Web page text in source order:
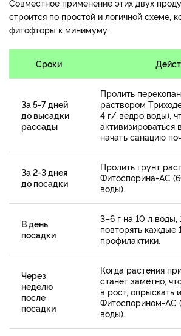
Совместное применение этих двух
строится по простой и логичной схеме,
фитофторы к минимуму.
Сроки
За 5-7 дней
до высадки
рассады
Пролить
раствором
4 г/ ведро воды),
активизироваться
начать санацию
За 2-3 днея
до посадки
Пролить грунт
Фитоспорина-АС
воды).
В день
посадки
3–6 г на 10 л воды,
повторять каждые
профилактики.
Через
неделю
после
посадки
Когда растения
станет заметно,
в рост, опрыскать
Фитоспорином-АС
воды).